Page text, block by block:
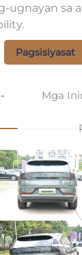
ugnayan sa
Pagsisiyasat
Mga